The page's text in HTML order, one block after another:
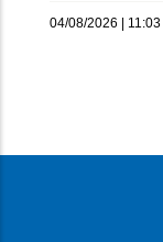
04/08/2026 | 11:03